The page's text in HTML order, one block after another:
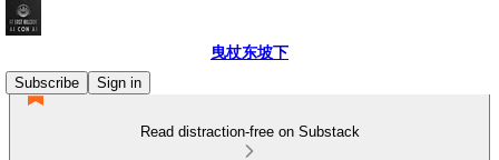
曳杖东坡下
Subscribe
Sign in
Read distraction-free on Substack